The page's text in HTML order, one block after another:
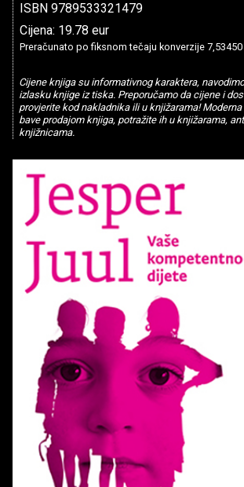
ISBN 9789533321479
Cijena: 19.78 eur
Preračunato po fiksnom tečaju konverzije 7,53450
Cijene knjiga su informativnog karaktera,
izlasku knjige iz tiska. Preporučamo da cijene i
provjerite kod nakladnika ili u knjižarama!
bave prodajom knjiga, potražite ih u knjižarama,
knjižnicama.